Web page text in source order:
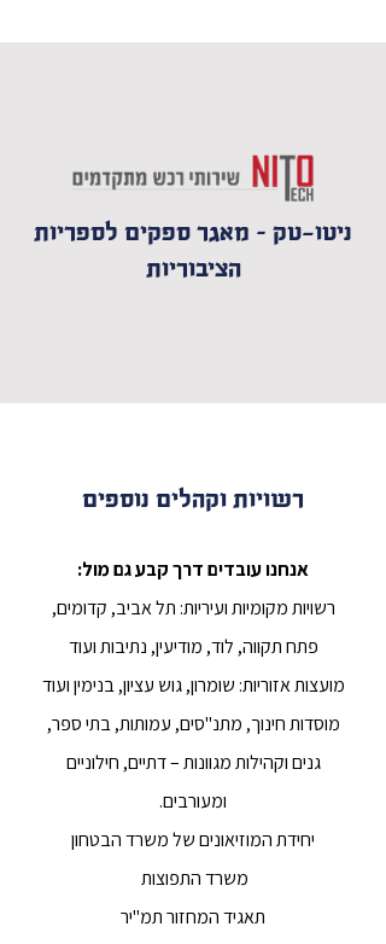
ניטו-טק – מאגר ספקים לספריות
הציבוריות
רשויות וקהלים נוספים
אנחנו עובדים דרך קבע גם מול:
רשויות מקומיות ועיריות: תל אביב, קדומים,
פתח תקווה, לוד, מודיעין, נתיבות ועוד
מועצות אזוריות: שומרון, גוש עציון, בנימין ועוד
מוסדות חינוך, מתנ"סים, עמותות, בתי ספר,
גנים וקהילות מגוונות – דתיים, חילוניים
ומעורבים.
יחידת המוזיאונים של משרד הבטחון
משרד התפוצות
תאגיד המחזור תמ"יר